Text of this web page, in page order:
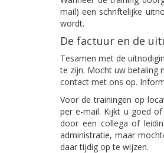
mail) een schriftelijke
wordt.
De factuur en de
Tesamen met de
te zijn. Mocht uw betaling
contact met ons op.
Voor de trainingen op
per e-mail. Kijkt u goed
door een collega of
administratie, maar
daar tijdig op te wijzen.